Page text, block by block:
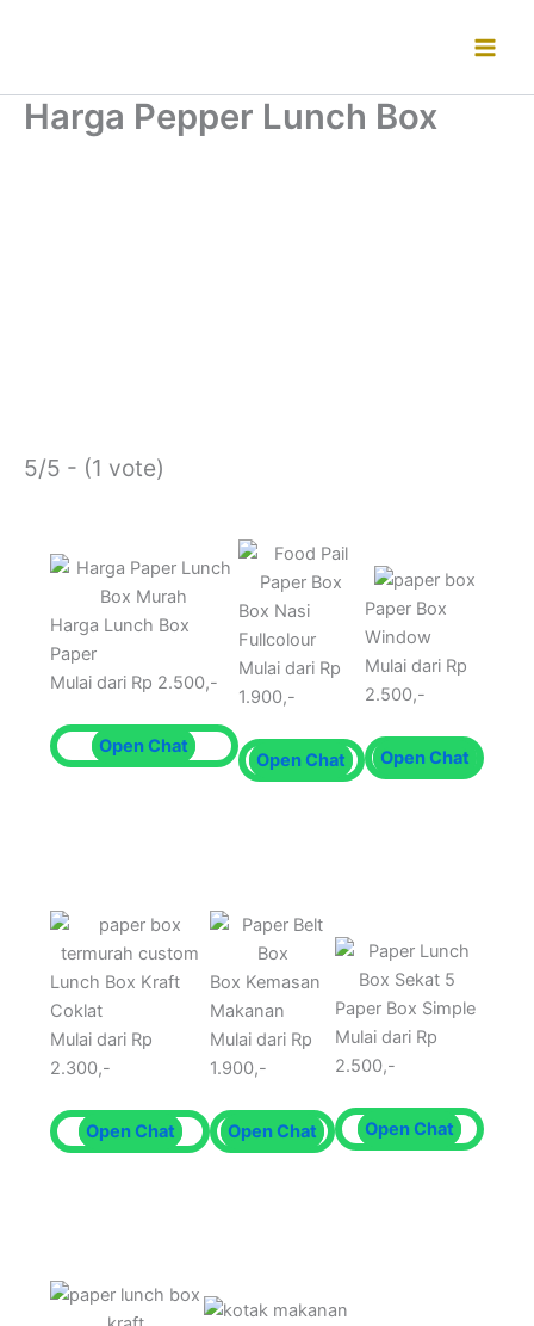
Harga Pepper Lunch Box
5/5 - (1 vote)
Harga Lunch Box
Paper
Mulai dari Rp 2.500,-
Open Chat
Box Nasi
Fullcolour
Mulai dari Rp
1.900,-
Open Chat
Paper Box
Window
Mulai dari Rp
2.500,-
Open Chat
Lunch Box Kraft
Coklat
Mulai dari Rp
2.300,-
Open Chat
Box Kemasan
Makanan
Mulai dari Rp
1.900,-
Open Chat
Paper Box Simple
Mulai dari Rp
2.500,-
Open Chat